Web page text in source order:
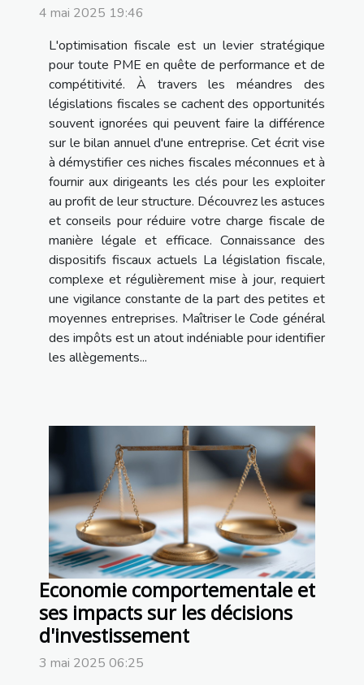
4 mai 2025 19:46
L'optimisation fiscale est un levier stratégique
pour toute PME en quête de performance et de
compétitivité. À travers les méandres des
législations fiscales se cachent des opportunités
souvent ignorées qui peuvent faire la différence
sur le bilan annuel d'une entreprise. Cet écrit vise
à démystifier ces niches fiscales méconnues et à
fournir aux dirigeants les clés pour les exploiter
au profit de leur structure. Découvrez les astuces
et conseils pour réduire votre charge fiscale de
manière légale et efficace. Connaissance des
dispositifs fiscaux actuels La législation fiscale,
complexe et régulièrement mise à jour, requiert
une vigilance constante de la part des petites et
moyennes entreprises. Maîtriser le Code général
des impôts est un atout indéniable pour identifier
les allègements...
Economie comportementale et
ses impacts sur les décisions
d'investissement
3 mai 2025 06:25